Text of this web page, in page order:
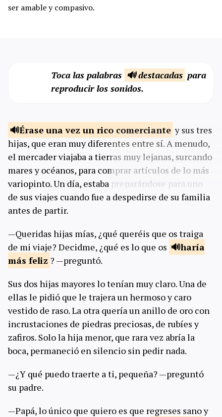
ser amable y compasivo.
Toca las palabras 🔊 destacadas para
reproducir los sonidos.
Érase una vez un rico comerciante y sus tres
hijas, que eran muy diferentes entre sí. A menudo,
el mercader viajaba a tierras muy lejanas, surcando
mares y océanos, para comprar artículos de lo más
variopinto. Un día, estaba preparándose para uno
de sus viajes cuando fue a despedirse de su familia
antes de partir.
—Queridas hijas mías, ¿qué queréis que os traiga
de mi viaje? Decidme, ¿qué es lo que os
haría
más feliz ? —preguntó.
Sus dos hijas mayores lo tenían muy claro. Una de
ellas le pidió que le trajera un hermoso y caro
vestido de raso. La otra quería un anillo de oro con
incrustaciones de piedras preciosas, de rubíes y
zafiros. Solo la hija menor, que rara vez abría la
boca, permaneció en silencio sin pedir nada.
—¿Y qué puedo traerte a ti, pequeña? —preguntó
su padre.
—Papá, lo único que quiero es que regreses sano y